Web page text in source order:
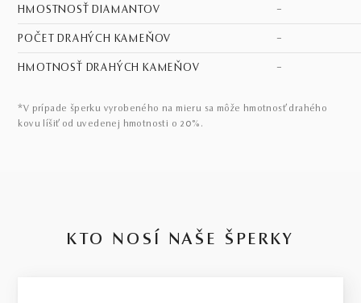
HMOSTNOSŤ DIAMANTOV –
POČET DRAHÝCH KAMEŇOV –
HMOTNOSŤ DRAHÝCH KAMEŇOV –
*V prípade šperku vyrobeného na mieru sa môže hmotnosť drahého
kovu líšiť od uvedenej hmotnosti o 20%.
KTO NOSÍ NAŠE ŠPERKY